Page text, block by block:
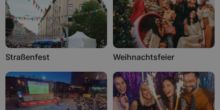
Straßenfest Weihnachtsfeier